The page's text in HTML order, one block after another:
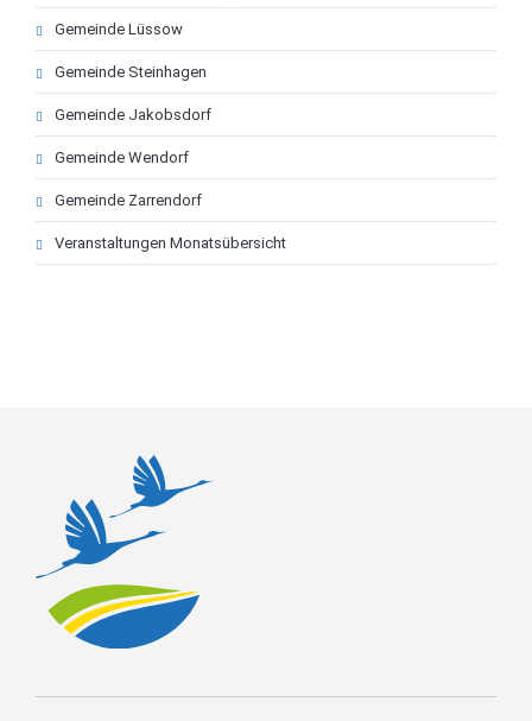
Gemeinde Lüssow
Gemeinde Steinhagen
Gemeinde Jakobsdorf
Gemeinde Wendorf
Gemeinde Zarrendorf
Veranstaltungen Monatsübersicht